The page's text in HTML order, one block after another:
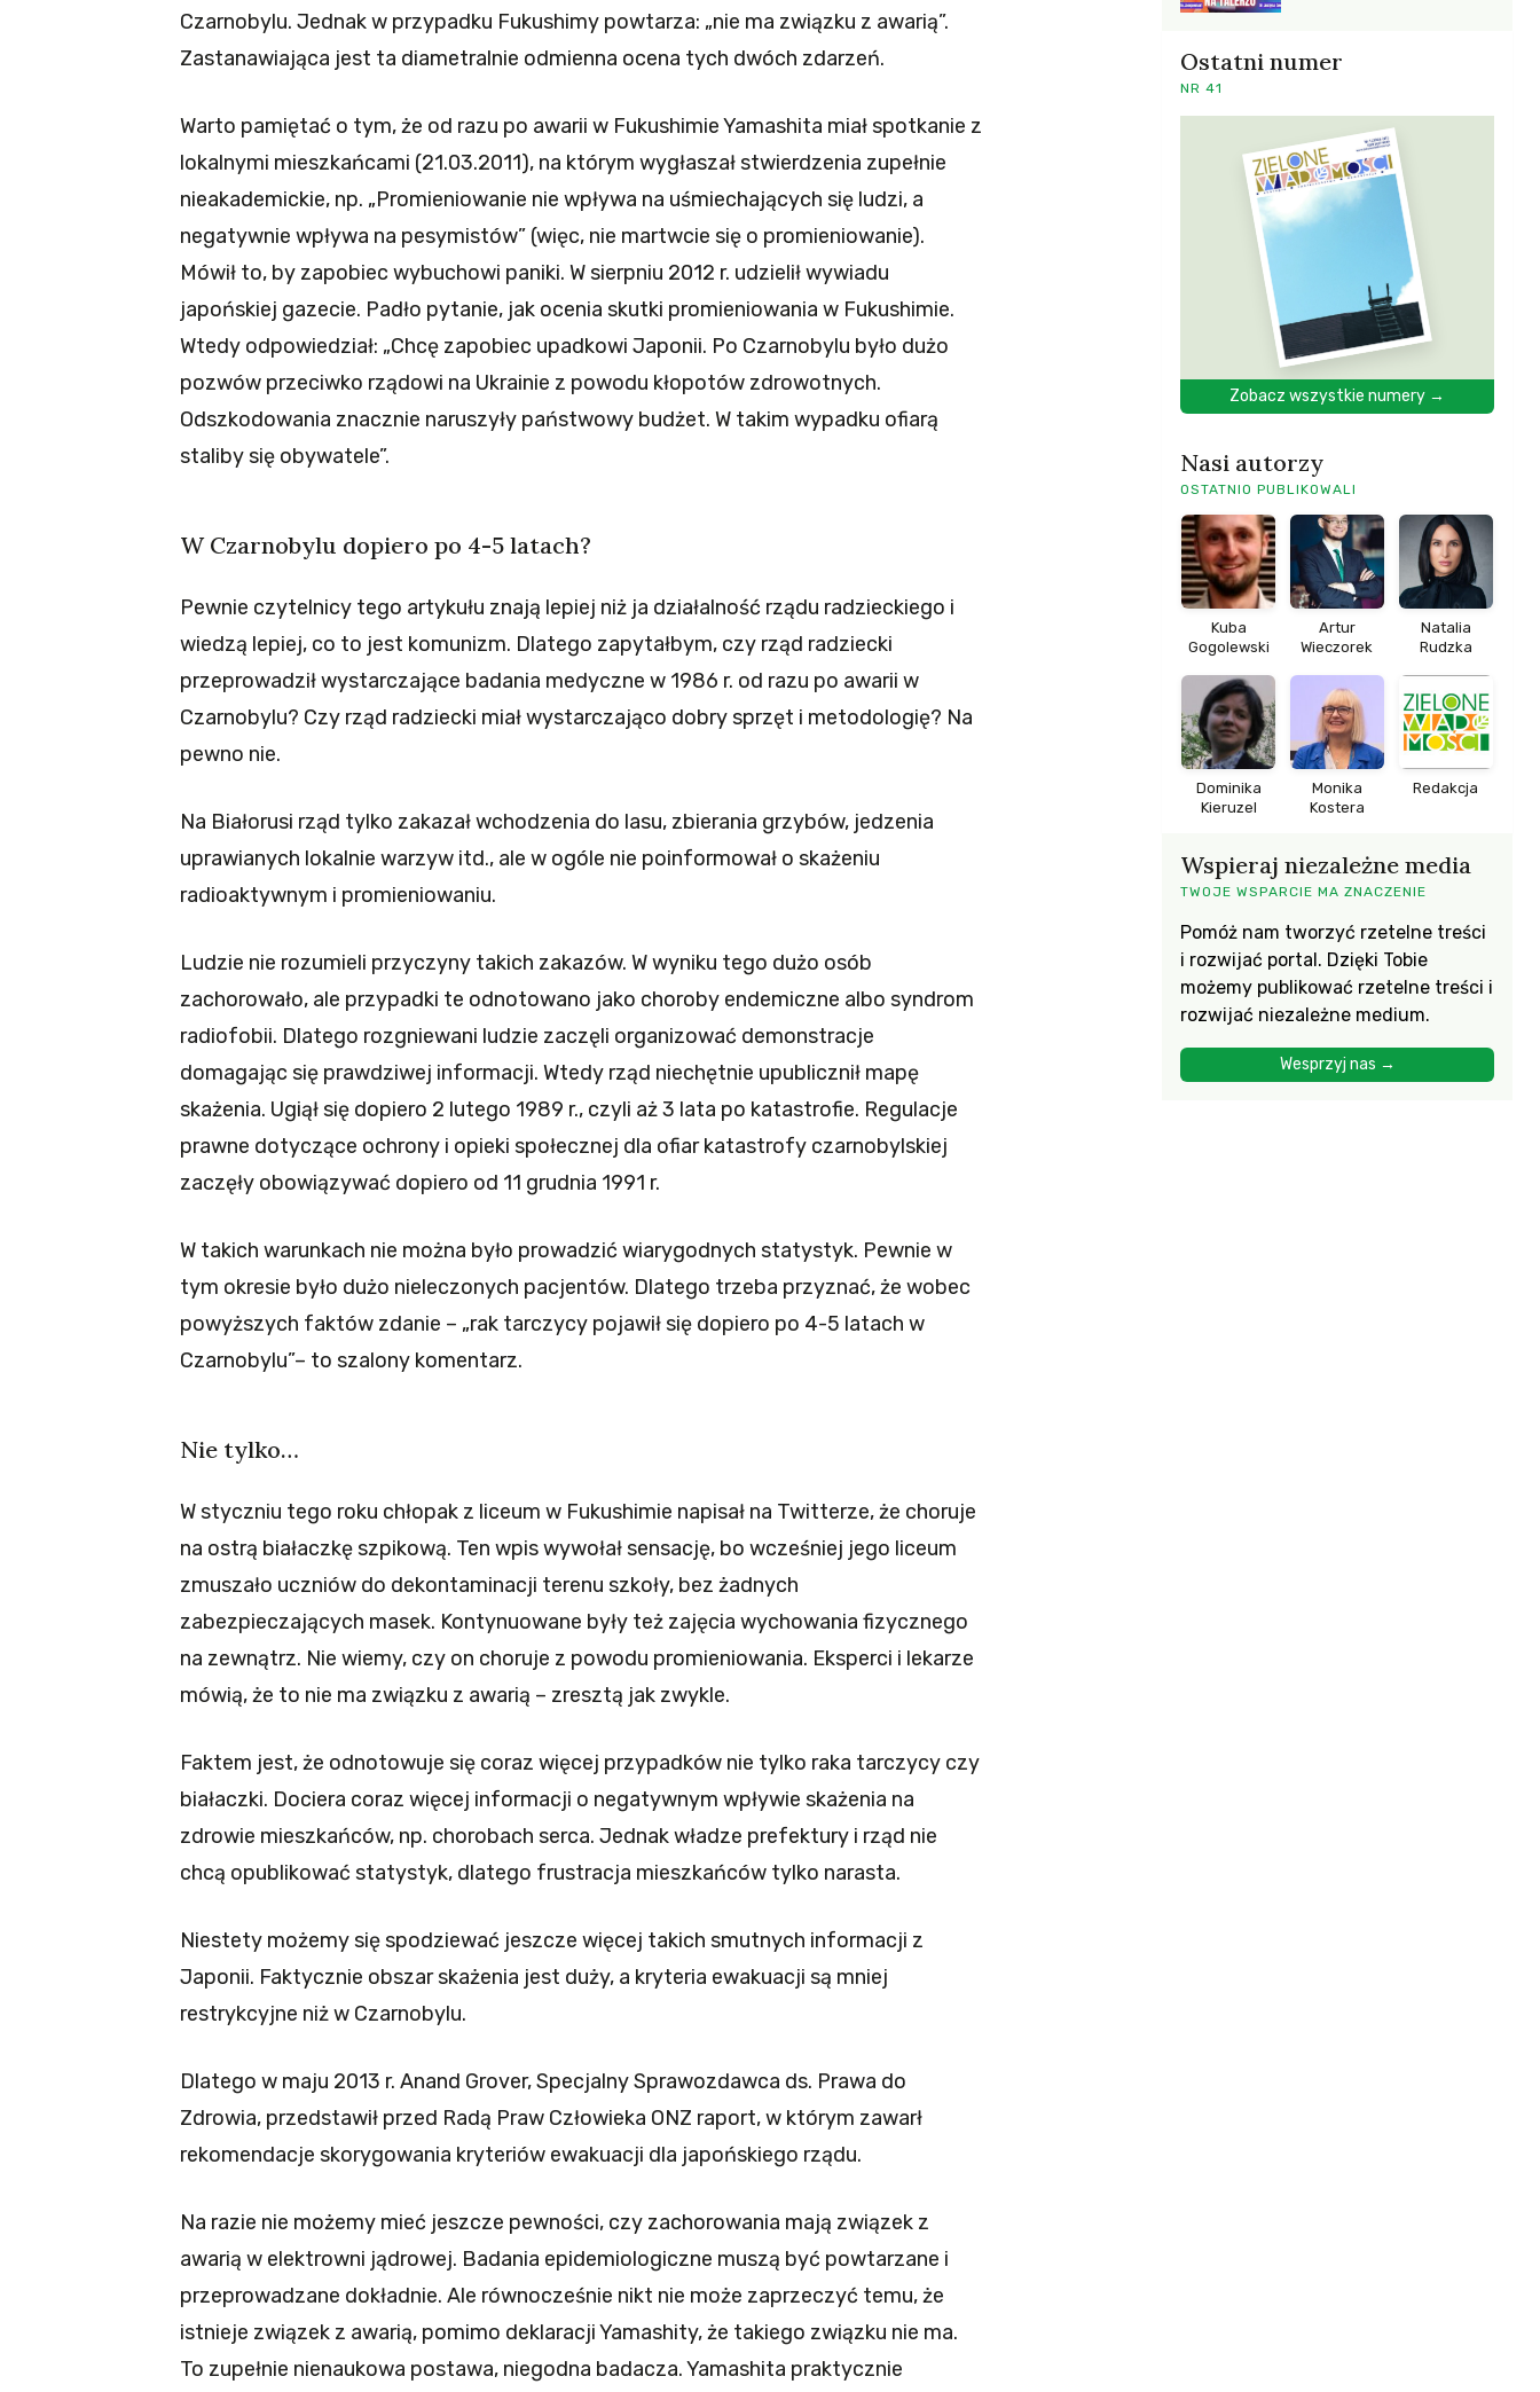
Czarnobylu. Jednak w przypadku Fukushimy powtarza: „nie ma związku z awarią”.
Zastanawiająca jest ta diametralnie odmienna ocena tych dwóch zdarzeń.
Warto pamiętać o tym, że od razu po awarii w Fukushimie Yamashita miał spotkanie z
lokalnymi mieszkańcami (21.03.2011), na którym wygłaszał stwierdzenia zupełnie
nieakademickie, np. „Promieniowanie nie wpływa na uśmiechających się ludzi, a
negatywnie wpływa na pesymistów” (więc, nie martwcie się o promieniowanie).
Mówił to, by zapobiec wybuchowi paniki. W sierpniu 2012 r. udzielił wywiadu
japońskiej gazecie. Padło pytanie, jak ocenia skutki promieniowania w Fukushimie.
Wtedy odpowiedział: „Chcę zapobiec upadkowi Japonii. Po Czarnobylu było dużo
pozwów przeciwko rządowi na Ukrainie z powodu kłopotów zdrowotnych.
Odszkodowania znacznie naruszyły państwowy budżet. W takim wypadku ofiarą
staliby się obywatele”.
W Czarnobylu dopiero po 4-5 latach?
Pewnie czytelnicy tego artykułu znają lepiej niż ja działalność rządu radzieckiego i
wiedzą lepiej, co to jest komunizm. Dlatego zapytałbym, czy rząd radziecki
przeprowadził wystarczające badania medyczne w 1986 r. od razu po awarii w
Czarnobylu? Czy rząd radziecki miał wystarczająco dobry sprzęt i metodologię? Na
pewno nie.
Na Białorusi rząd tylko zakazał wchodzenia do lasu, zbierania grzybów, jedzenia
uprawianych lokalnie warzyw itd., ale w ogóle nie poinformował o skażeniu
radioaktywnym i promieniowaniu.
Ludzie nie rozumieli przyczyny takich zakazów. W wyniku tego dużo osób
zachorowało, ale przypadki te odnotowano jako choroby endemiczne albo syndrom
radiofobii. Dlatego rozgniewani ludzie zaczęli organizować demonstracje
domagając się prawdziwej informacji. Wtedy rząd niechętnie upublicznił mapę
skażenia. Ugiął się dopiero 2 lutego 1989 r., czyli aż 3 lata po katastrofie. Regulacje
prawne dotyczące ochrony i opieki społecznej dla ofiar katastrofy czarnobylskiej
zaczęły obowiązywać dopiero od 11 grudnia 1991 r.
W takich warunkach nie można było prowadzić wiarygodnych statystyk. Pewnie w
tym okresie było dużo nieleczonych pacjentów. Dlatego trzeba przyznać, że wobec
powyższych faktów zdanie – „rak tarczycy pojawił się dopiero po 4-5 latach w
Czarnobylu”– to szalony komentarz.
Nie tylko…
W styczniu tego roku chłopak z liceum w Fukushimie napisał na Twitterze, że choruje
na ostrą białaczkę szpikową. Ten wpis wywołał sensację, bo wcześniej jego liceum
zmuszało uczniów do dekontaminacji terenu szkoły, bez żadnych
zabezpieczających masek. Kontynuowane były też zajęcia wychowania fizycznego
na zewnątrz. Nie wiemy, czy on choruje z powodu promieniowania. Eksperci i lekarze
mówią, że to nie ma związku z awarią – zresztą jak zwykle.
Faktem jest, że odnotowuje się coraz więcej przypadków nie tylko raka tarczycy czy
białaczki. Dociera coraz więcej informacji o negatywnym wpływie skażenia na
zdrowie mieszkańców, np. chorobach serca. Jednak władze prefektury i rząd nie
chcą opublikować statystyk, dlatego frustracja mieszkańców tylko narasta.
Niestety możemy się spodziewać jeszcze więcej takich smutnych informacji z
Japonii. Faktycznie obszar skażenia jest duży, a kryteria ewakuacji są mniej
restrykcyjne niż w Czarnobylu.
Dlatego w maju 2013 r. Anand Grover, Specjalny Sprawozdawca ds. Prawa do
Zdrowia, przedstawił przed Radą Praw Człowieka ONZ raport, w którym zawarł
rekomendacje skorygowania kryteriów ewakuacji dla japońskiego rządu.
Na razie nie możemy mieć jeszcze pewności, czy zachorowania mają związek z
awarią w elektrowni jądrowej. Badania epidemiologiczne muszą być powtarzane i
przeprowadzane dokładnie. Ale równocześnie nikt nie może zaprzeczyć temu, że
istnieje związek z awarią, pomimo deklaracji Yamashity, że takiego związku nie ma.
To zupełnie nienaukowa postawa, niegodna badacza. Yamashita praktycznie
Ostatni numer
NR 41
Zobacz wszystkie numery →
Nasi autorzy
OSTATNIO PUBLIKOWALI
Kuba
Gogolewski
Artur
Wieczorek
Natalia
Rudzka
Dominika
Kieruzel
Monika
Kostera
Redakcja
Wspieraj niezależne media
TWOJE WSPARCIE MA ZNACZENIE
Pomóż nam tworzyć rzetelne treści
i rozwijać portal. Dzięki Tobie
możemy publikować rzetelne treści i
rozwijać niezależne medium.
Wesprzyj nas →